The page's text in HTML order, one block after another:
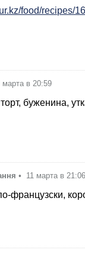
food/recipes/
марта в 20:59
буженина,
• 11 марта в 21:06
французски,